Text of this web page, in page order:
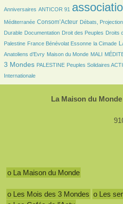
Anniversaires ANTICOR 91
Méditerranée
937/3538 Consom’Acteur
227/3538 Débats,
225/3538
Durable
110/3538Documentation
48/3538 Droit des Peuples
256/3538 Droits
61/3538
21/3538
Palestine
149/3538France Bénévolat Essonne
33/3538 la Cimade
1156/3538
68/3538
Anatoliens d’Evry
140/3538 Maison du Monde
47/3538 MALI
10/3538
203/3538
1562/3538
3 Mondes
151/3538 PALESTINE
167/3538 Peuples Solidaires
139/3538
389/3538
Internationale
La Maison du
o La Maison du Monde
o Les Mois des 3 Mondes o Les